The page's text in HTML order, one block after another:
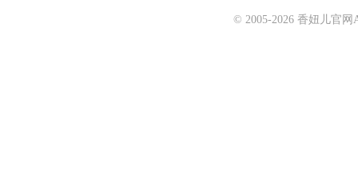
© 2005-2026 香妞儿官